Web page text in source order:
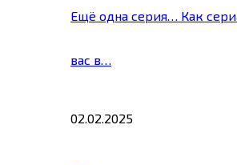
Ещё одна серия… Как
вас в…
02.02.2025